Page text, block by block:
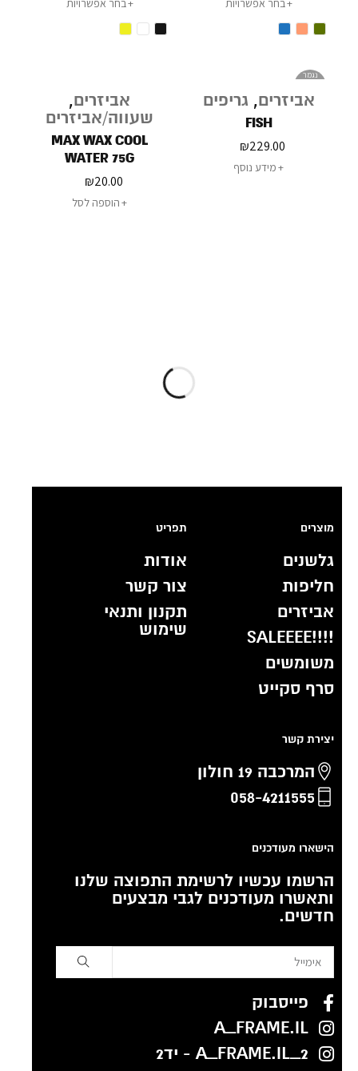
בחר אפשרויות בחר אפשרויות
נגמר
אביזרים, גריפים
FISH
₪229.00
מידע נוסף
אביזרים,
שעווה/אביזרים
MAX WAX COOL
WATER 75G
₪20.00
הוספה לסל
מוצרים
גלשנים
חליפות
אביזרים
!!!!SALEEEE
משומשים
סרף סקייט
תפריט
אודות
צור קשר
תקנון ותנאי
שימוש
יצירת קשר
המרכבה 19 חולון
058-4211555
הישארו מעודכנים
הרשמו עכשיו לרשימת התפוצה שלנו
ותאשרו מעודכנים לגבי מבצעים
חדשים.
פייסבוק
A_FRAME.IL
A_FRAME.IL_2 - יד2